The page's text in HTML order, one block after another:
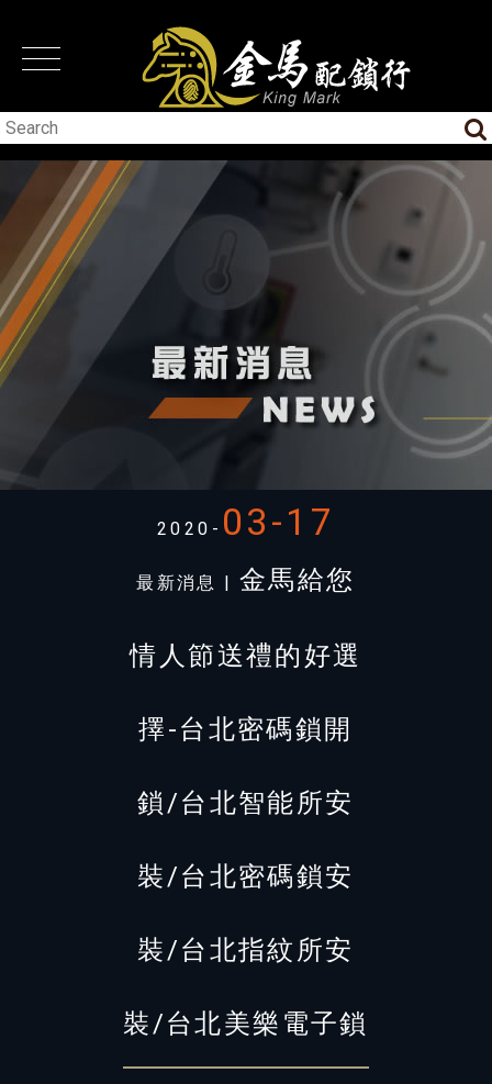
2020- 03-17
最新消息 |金馬給您
情人節送禮的好選
擇-台北密碼鎖開
鎖/台北智能所安
裝/台北密碼鎖安
裝/台北指紋所安
裝/台北美樂電子鎖